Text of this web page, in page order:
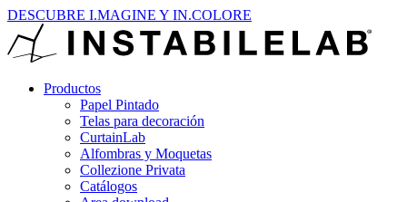
DESCUBRE I.MAGINE Y IN.COLORE
Productos
Papel Pintado
Telas para decoración
CurtainLab
Alfombras y Moquetas
Collezione Privata
Catálogos